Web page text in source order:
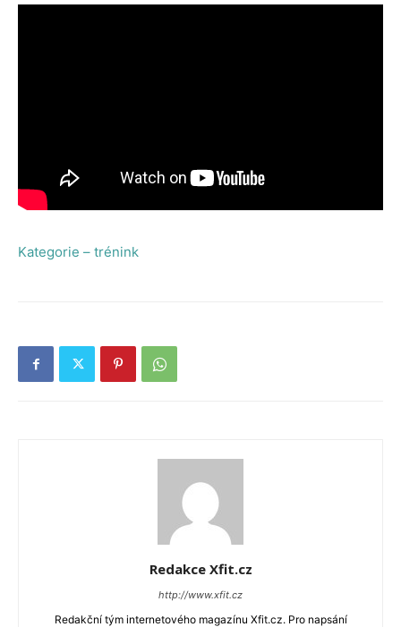
Kategorie – trénink
Redakce Xfit.cz
http://www.xfit.cz
Redakční tým internetového magazínu Xfit.cz. Pro napsání